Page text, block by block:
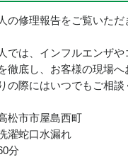
の修理報告をご覧いただ
では、インフルエンザ
徹底し、お客様の現場へ
の際にはいつでもご相談
松市市屋島西町
濯蛇口水漏れ
分